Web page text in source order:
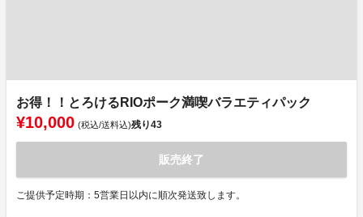
お得！！とろけるRIOポーク満喫バラエティパック
¥10,000 (税込/送料込)残り43
販売終了
ご提供予定時期：5営業日以内に順次発送致します。